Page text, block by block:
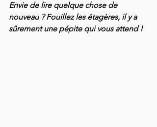
Envie de lire quelque chose de
nouveau ? Fouillez les étagères, il y a
sûrement une pépite qui vous attend !